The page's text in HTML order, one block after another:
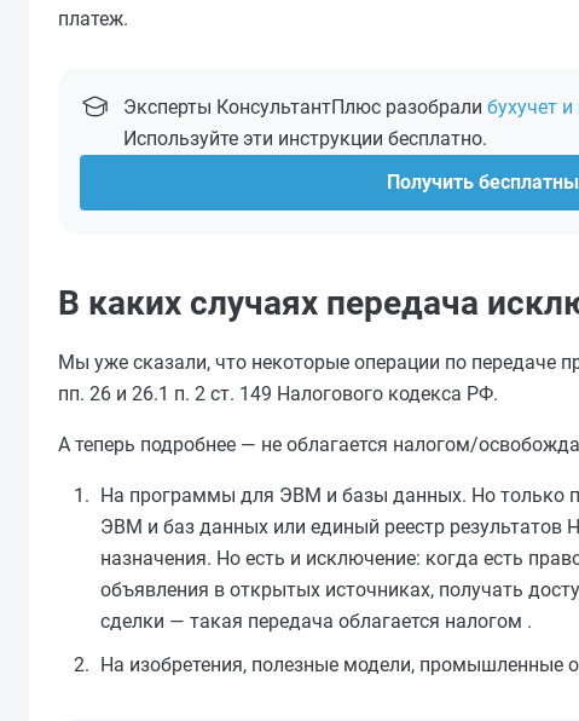
платеж.
Эксперты КонсультантПлюс разобрали бухучет
Используйте эти инструкции бесплатно.
Получить
В каких случаях передача
Мы уже сказали, что некоторые операции по передаче
пп. 26 и 26.1 п. 2 ст. 149 Налогового кодекса РФ.
А теперь подробнее — не облагается налогом/
На программы для ЭВМ и базы данных. Но только
ЭВМ и баз данных или единый реестр результатов
назначения. Но есть и исключение: когда есть
объявления в открытых источниках, получать
сделки — такая передача облагается налогом .
На изобретения, полезные модели, промышленные